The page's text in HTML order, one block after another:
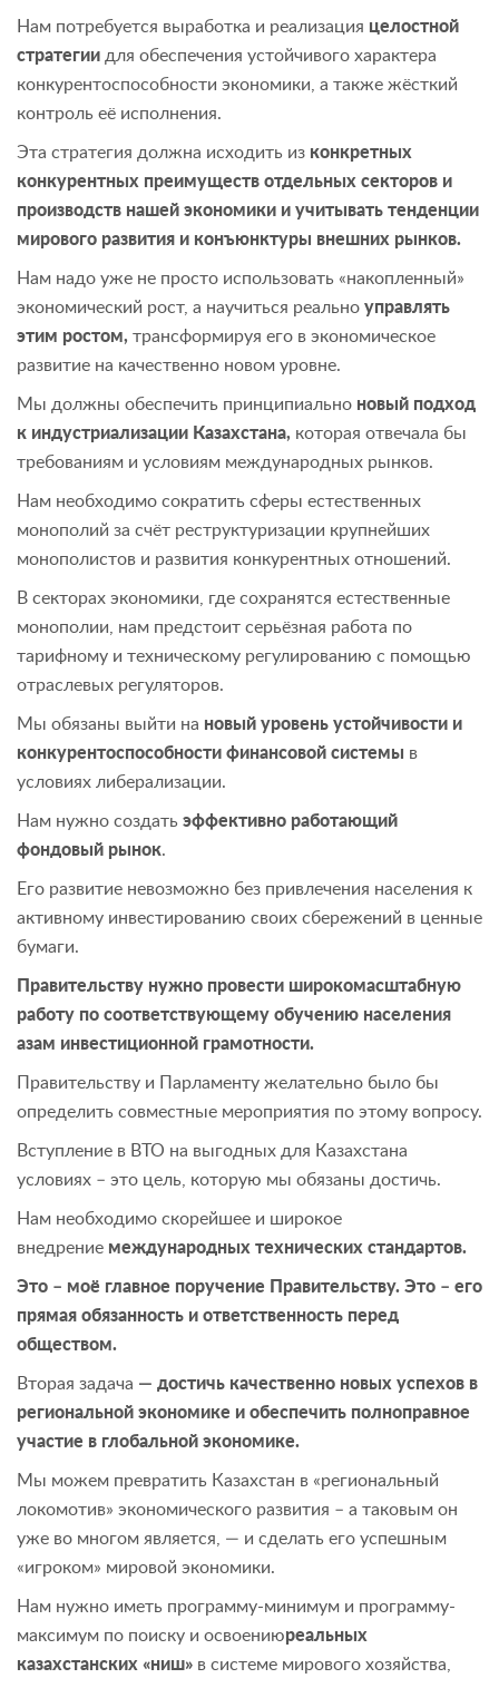
Нам потребуется выработка и реализация целостной
стратегии для обеспечения устойчивого характера
конкурентоспособности экономики, а также жёсткий
контроль её исполнения.
Эта стратегия должна исходить из конкретных
конкурентных преимуществ отдельных секторов и
производств нашей экономики и учитывать тенденции
мирового развития и конъюнктуры внешних рынков.
Нам надо уже не просто использовать «накопленный»
экономический рост, а научиться реально управлять
этим ростом, трансформируя его в экономическое
развитие на качественно новом уровне.
Мы должны обеспечить принципиально новый подход
к индустриализации Казахстана, которая отвечала бы
требованиям и условиям международных рынков.
Нам необходимо сократить сферы естественных
монополий за счёт реструктуризации крупнейших
монополистов и развития конкурентных отношений.
В секторах экономики, где сохранятся естественные
монополии, нам предстоит серьёзная работа по
тарифному и техническому регулированию с помощью
отраслевых регуляторов.
Мы обязаны выйти на новый уровень устойчивости и
конкурентоспособности финансовой системы в
условиях либерализации.
Нам нужно создать эффективно работающий
фондовый рынок.
Его развитие невозможно без привлечения населения к
активному инвестированию своих сбережений в ценные
бумаги.
Правительству нужно провести широкомасштабную
работу по соответствующему обучению населения
азам инвестиционной грамотности.
Правительству и Парламенту желательно было бы
определить совместные мероприятия по этому вопросу.
Вступление в ВТО на выгодных для Казахстана
условиях – это цель, которую мы обязаны достичь.
Нам необходимо скорейшее и широкое
внедрение международных технических стандартов.
Это – моё главное поручение Правительству. Это – его
прямая обязанность и ответственность перед
обществом.
Вторая задача — достичь качественно новых успехов в
региональной экономике и обеспечить полноправное
участие в глобальной экономике.
Мы можем превратить Казахстан в «региональный
локомотив» экономического развития – а таковым он
уже во многом является, — и сделать его успешным
«игроком» мировой экономики.
Нам нужно иметь программу-минимум и программу-
максимум по поиску и освоениюреальных
казахстанских «ниш» в системе мирового хозяйства,